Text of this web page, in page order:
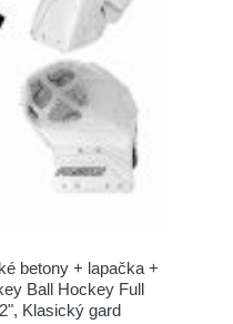
betony + lapačka +
Ball Hockey Full
Klasický gard